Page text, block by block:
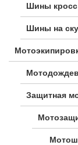
Шины кросс
Шины на
Защитная